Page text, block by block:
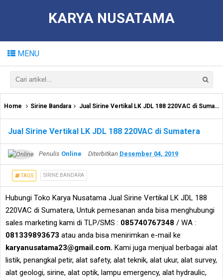
KARYA NUSATAMA
MENU
Home Sirine Bandara Jual Sirine Vertikal LK JDL 188 220VAC di Sumatera
Jual Sirine Vertikal LK JDL 188 220VAC di Sumatera
Penulis Online Diterbitkan Desember 04, 2019
TAGS SIRINE BANDARA
Hubungi Toko Karya Nusatama Jual Sirine Vertikal LK JDL 188
220VAC di Sumatera, Untuk pemesanan anda bisa menghubungi
sales marketing kami di TLP/SMS : 085740767348 / WA :
081339893673 atau anda bisa menirimkan e-mail ke
karyanusatama23@gmail.com. Kami juga menjual berbagai alat
listik, penangkal petir, alat safety, alat teknik, alat ukur, alat survey,
alat geologi, sirine, alat optik, lampu emergency, alat hydraulic,